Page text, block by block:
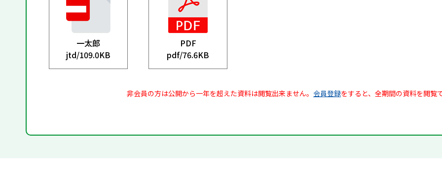
一太郎
jtd/109.0KB
PDF
pdf/76.6KB
非会員の方は公開から一年を超えた資料は閲覧出来ません。 会員登録をすると、全期間の資料を閲覧